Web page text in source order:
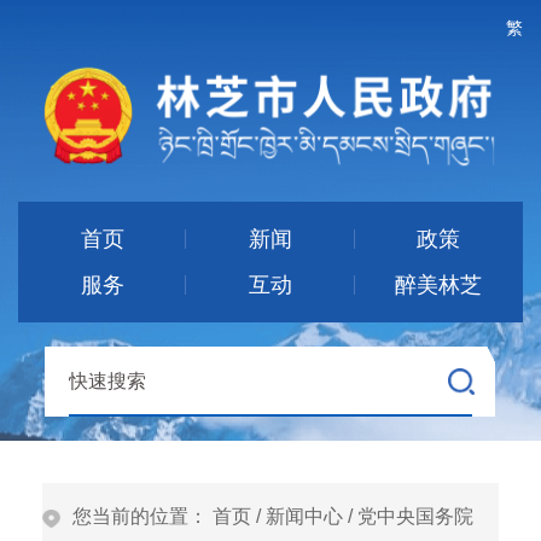
繁
首页 新闻
政策
服务
互动 醉美林芝
您当前的位置： 首页 / 新闻中心 / 党中央国务院